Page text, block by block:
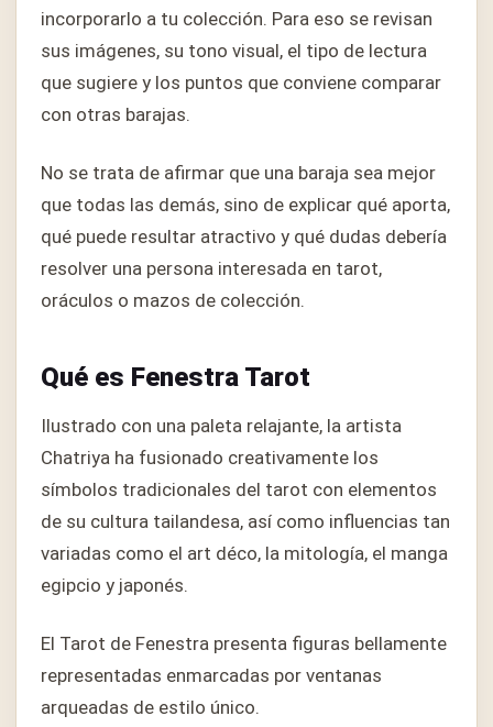
incorporarlo a tu colección. Para eso se revisan
sus imágenes, su tono visual, el tipo de lectura
que sugiere y los puntos que conviene comparar
con otras barajas.
No se trata de afirmar que una baraja sea mejor
que todas las demás, sino de explicar qué aporta,
qué puede resultar atractivo y qué dudas debería
resolver una persona interesada en tarot,
oráculos o mazos de colección.
Qué es Fenestra Tarot
Ilustrado con una paleta relajante, la artista
Chatriya ha fusionado creativamente los
símbolos tradicionales del tarot con elementos
de su cultura tailandesa, así como influencias tan
variadas como el art déco, la mitología, el manga
egipcio y japonés.
El Tarot de Fenestra presenta figuras bellamente
representadas enmarcadas por ventanas
arqueadas de estilo único.